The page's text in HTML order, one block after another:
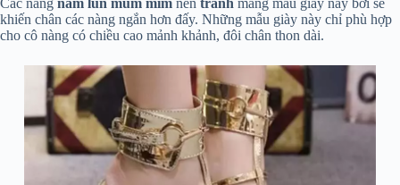
Các nàng nấm lùn mũm mĩm nên tránh mang mẫu giày này bởi sẽ
khiến chân các nàng ngắn hơn đấy. Những mẫu giày này chỉ phù hợp
cho cô nàng có chiều cao mảnh khảnh, đôi chân thon dài.